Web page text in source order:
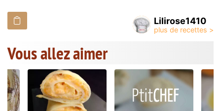
Lilirose1410
Vous allez aimer